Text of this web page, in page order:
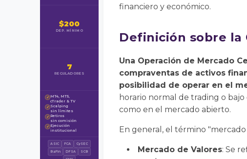
$200
DEP. MÍNIMO
7
REGULADORES
✓ MT4, MT5,
cTrader & TV
✓ Scalping
sin límites
✓ Retiros
sin comisión
✓ Ejecución
institucional
ASIC FCA
CySEC
BaFin
DFSA
SCB
financiero y económico.
Definición sobre la
Una Operación de Mercado
compraventas de activos
posibilidad de operar en el
horario normal de trading o
como en el mercado abierto.
En general, el término
Mercado de Valores: Se